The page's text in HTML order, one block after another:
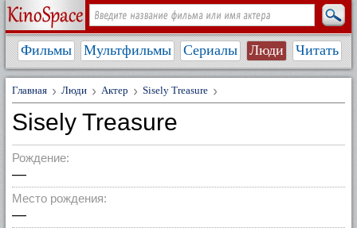
Фильмы Мультфильмы Сериалы Люди Читать
Главная Люди Актер Sisely Treasure
Sisely Treasure
Рождение:
—
Место рождения:
—